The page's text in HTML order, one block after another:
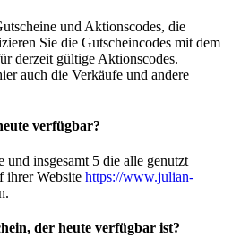
und Aktionscodes, die
Sie die Gutscheincodes mit dem
derzeit gültige Aktionscodes.
auch die Verkäufe und andere
verfügbar?
insgesamt 5 die alle genutzt
ihrer Website https://www.julian-
der heute verfügbar ist?